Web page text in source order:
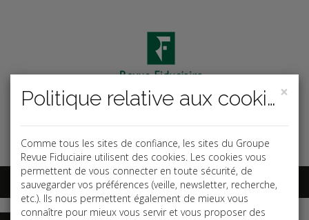
Code ouvrage OK
Espace abonnés
×
Politique relative aux cookies
Comme tous les sites de confiance, les sites du Groupe
Revue Fiduciaire utilisent des cookies. Les cookies vous
permettent de vous connecter en toute sécurité, de
sauvegarder vos préférences (veille, newsletter, recherche,
etc.). Ils nous permettent également de mieux vous
connaître pour mieux vous servir et vous proposer des